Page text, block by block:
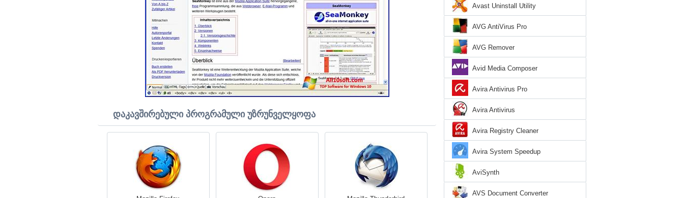
დაკავშირებული პროგრამული უზრუნველყოფა
Avast Uninstall Utility
AVG AntiVirus Pro
AVG Remover
Avid Media Composer
Avira Antivirus Pro
Avira Antivirus
Avira Registry Cleaner
Avira System Speedup
AviSynth
AVS Document Converter